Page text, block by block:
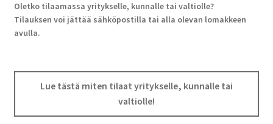
Oletko tilaamassa yritykselle, kunnalle tai valtiolle?
Tilauksen voi jättää sähköpostilla tai alla olevan lomakkeen
avulla.
Lue tästä miten tilaat yritykselle, kunnalle tai
valtiolle!